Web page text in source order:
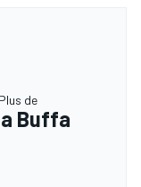
Plus de
Buffa